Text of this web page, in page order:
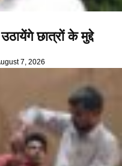
छात्रों के मुद्दे
7, 2026